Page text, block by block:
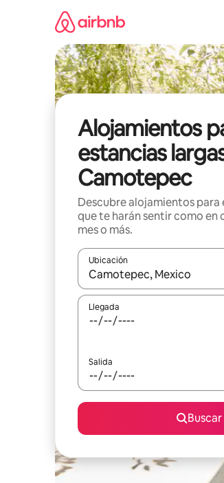
Alojamientos
estancias
Camotepec
Descubre alojamientos para
que te harán sentir como en
mes o más.
Ubicación
Cuando los resultados estén
Llegada
Salida
Buscar